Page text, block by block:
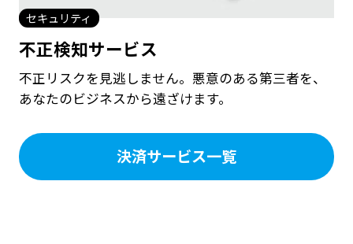
不正検知サービス
セキュリティ
不正リスクを見逃しません。悪意のある第三者を、
あなたのビジネスから遠ざけます。
決済サービス一覧